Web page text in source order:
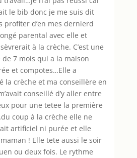
le bib donc je me suis dit
profiter d’en mes dernierd
parental avec elle et
à la crèche. C’est une
7 mois qui a la maison
et compotes…Elle a
la crèche et ma conseillère en
conseillé d’y aller entre
pour une tetee la première
coup à la crèche elle ne
artificiel ni purée et elle
! Elle tete aussi le soir
ou deux fois. Le rythme